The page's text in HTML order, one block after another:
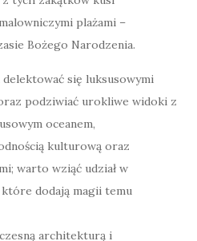
plażami –
Bożego Narodzenia.
delektować się luksusowymi
podziwiać urokliwe widoki z
oceanem,
kulturową oraz
warto wziąć udział w
dodają magii temu
architekturą i